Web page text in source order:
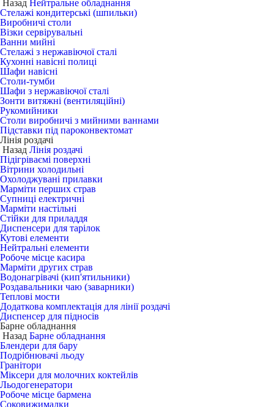
Назад Нейтральне обладнання
Стелажі кондитерські (шпильки)
Виробничі столи
Візки сервірувальні
Ванни мийні
Стелажі з нержавіючої сталі
Кухонні навісні полиці
Шафи навісні
Столи-тумби
Шафи з нержавіючої сталі
Зонти витяжні (вентиляційні)
Рукомийники
Столи виробничі з мийними ваннами
Підставки під пароконвектомат
Лінія роздачі
Назад Лінія роздачі
Підігріваємі поверхні
Вітрини холодильні
Охолоджувані прилавки
Марміти перших страв
Супниці електричні
Марміти настільні
Стійки для приладдя
Диспенсери для тарілок
Кутові елементи
Нейтральні елементи
Робоче місце касира
Марміти других страв
Водонагрівачі (кип'ятильники)
Роздавальники чаю (заварники)
Теплові мости
Додаткова комплектація для лінії роздачі
Диспенсер для підносів
Барне обладнання
Назад Барне обладнання
Блендери для бару
Подрібнювачі льоду
Гранітори
Міксери для молочних коктейлів
Льодогенератори
Робоче місце бармена
Соковижималки